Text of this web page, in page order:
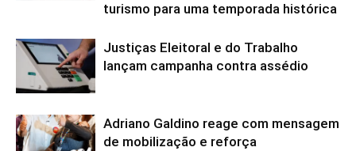
turismo para uma temporada histórica
Justiças Eleitoral e do Trabalho
lançam campanha contra assédio
Adriano Galdino reage com mensagem
de mobilização e reforça